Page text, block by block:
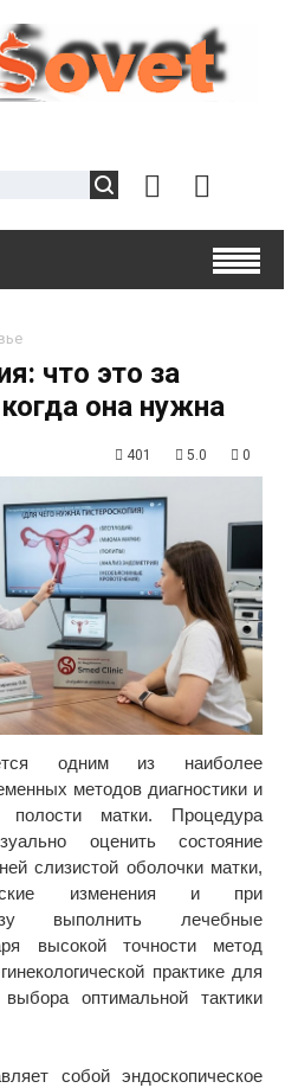
что это за
она нужна
401 5.0 0
одним из наиболее
методов диагностики и
полости матки. Процедура
оценить состояние
слизистой оболочки матки,
изменения и при
выполнить лечебные
высокой точности метод
практике для
оптимальной тактики
собой эндоскопическое